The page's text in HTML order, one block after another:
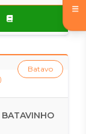
Batavo